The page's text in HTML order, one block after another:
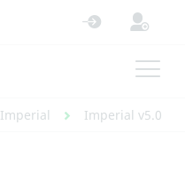
Imperial Imperial v5.0 -